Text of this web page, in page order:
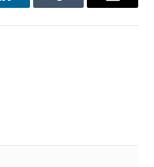
LinkedInTumblr Email